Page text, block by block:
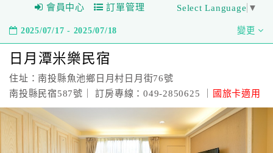
會員中心 訂單管理 Select Language ▼
2025/07/17 - 2025/07/18 變更
日月潭米樂民宿
住址：南投縣魚池鄉日月村日月街76號
南投縣民宿587號｜ 訂房專線：049-2850625 ｜
國旅卡適用